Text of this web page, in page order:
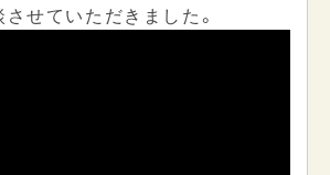
させていただきました。